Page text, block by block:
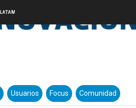
Usuarios Focus Comunidad